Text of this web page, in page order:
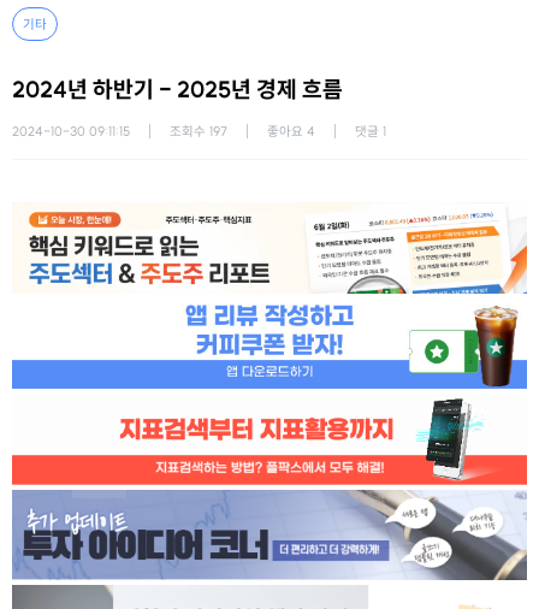
기타
2024년 하반기 - 2025년 경제 흐름
2024-10-30 09:11:15 조회수 197 좋아요 4 댓글 1